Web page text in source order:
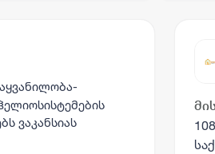
ვაკანსიას